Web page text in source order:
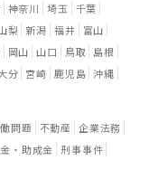
神奈川 埼玉
千葉
梨 新潟 福井
富山
岡山 山口 鳥取
島根
分 宮崎 鹿児島 沖縄
問題 不動産 企業法務
・助成金 刑事事件